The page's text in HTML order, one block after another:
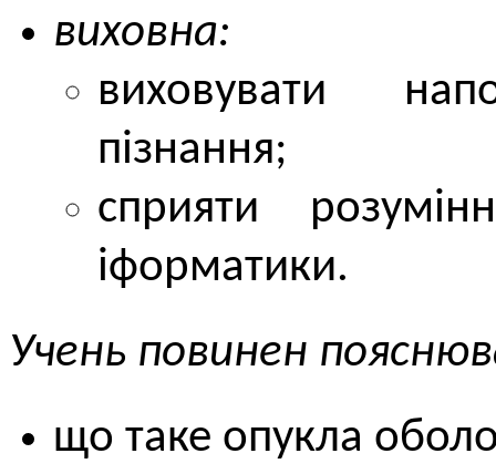
виховна:
виховувати
пізнання;
сприяти
іформатики.
Учень повинен
що таке опукла